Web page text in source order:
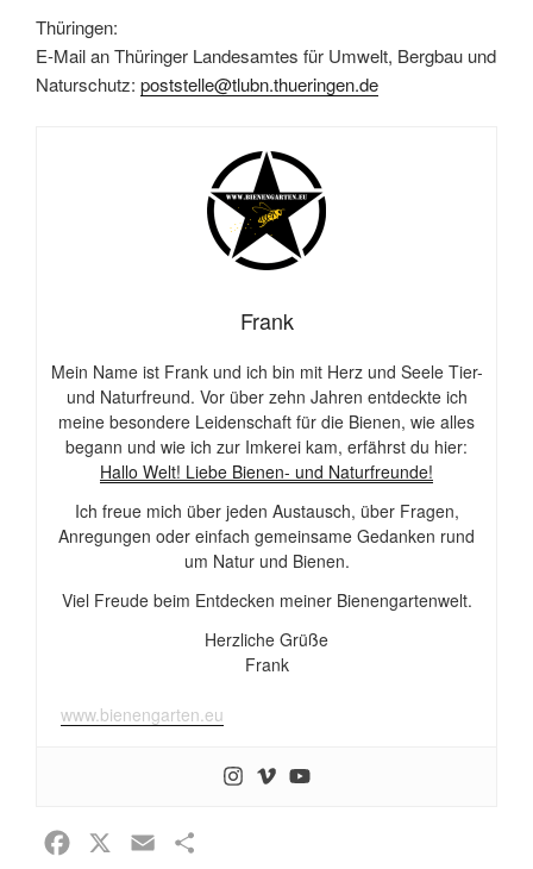
Thüringen:
E-Mail an Thüringer Landesamtes für Umwelt, Bergbau und
Naturschutz: poststelle@tlubn.thueringen.de
Frank
Mein Name ist Frank und ich bin mit Herz und Seele Tier-
und Naturfreund. Vor über zehn Jahren entdeckte ich
meine besondere Leidenschaft für die Bienen, wie alles
begann und wie ich zur Imkerei kam, erfährst du hier:
Hallo Welt! Liebe Bienen- und Naturfreunde!
Ich freue mich über jeden Austausch, über Fragen,
Anregungen oder einfach gemeinsame Gedanken rund
um Natur und Bienen.
Viel Freude beim Entdecken meiner Bienengartenwelt.
Herzliche Grüße
Frank
www.bienengarten.eu